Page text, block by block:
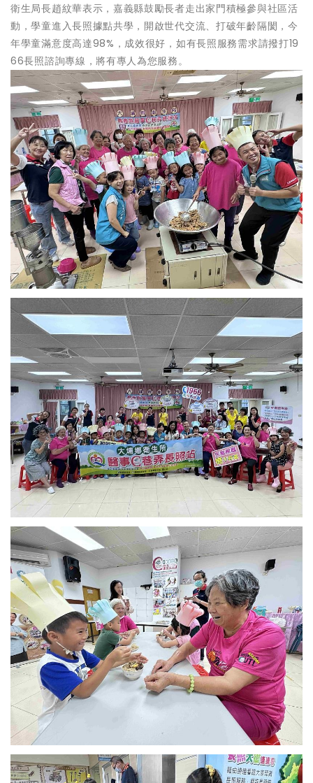
衛生局長趙紋華表示，嘉義縣鼓勵長者走出家門積極參與社區活
動，學童進入長照據點共學，開啟世代交流、打破年齡隔閡，今
年學童滿意度高達98%，成效很好，如有長照服務需求請撥打19
66長照諮詢專線，將有專人為您服務。